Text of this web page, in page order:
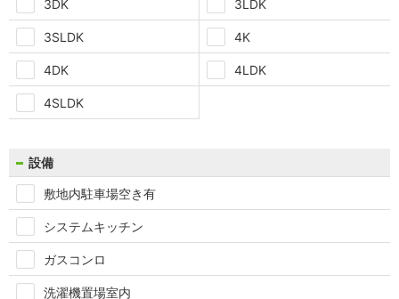
3DK 3LDK
3SLDK 4K
4DK 4LDK
4SLDK
設備
敷地内駐車場空き有
システムキッチン
ガスコンロ
洗濯機置場室内